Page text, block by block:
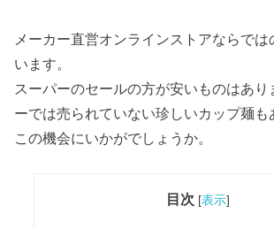
メーカー直営オンラインストアならでは
います。
スーパーのセールの方が安いものはあり
ーでは売られていない珍しいカップ麺も
この機会にいかがでしょうか。
目次 [表示]